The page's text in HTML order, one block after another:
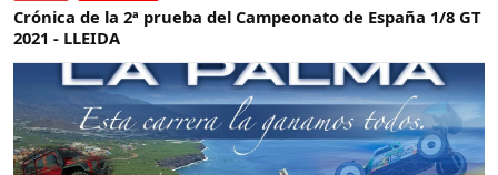
Crónica de la 2ª prueba del Campeonato de España 1/8 GT
2021 - LLEIDA